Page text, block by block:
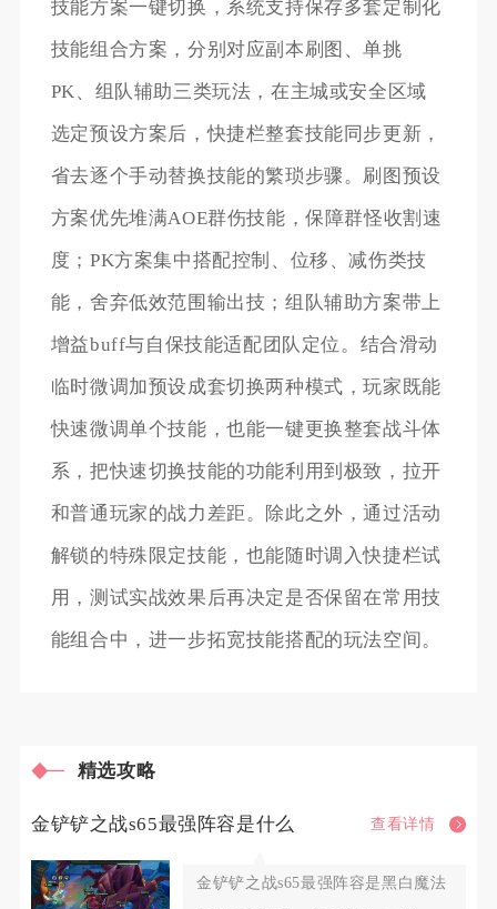
技能方案一键切换，系统支持保存多套定制化
技能组合方案，分别对应副本刷图、单挑
PK、组队辅助三类玩法，在主城或安全区域
选定预设方案后，快捷栏整套技能同步更新，
省去逐个手动替换技能的繁琐步骤。刷图预设
方案优先堆满AOE群伤技能，保障群怪收割速
度；PK方案集中搭配控制、位移、减伤类技
能，舍弃低效范围输出技；组队辅助方案带上
增益buff与自保技能适配团队定位。结合滑动
临时微调加预设成套切换两种模式，玩家既能
快速微调单个技能，也能一键更换整套战斗体
系，把快速切换技能的功能利用到极致，拉开
和普通玩家的战力差距。除此之外，通过活动
解锁的特殊限定技能，也能随时调入快捷栏试
用，测试实战效果后再决定是否保留在常用技
能组合中，进一步拓宽技能搭配的玩法空间。
精选攻略
金铲铲之战s65最强阵容是什么 查看详情
金铲铲之战s65最强阵容是黑白魔法